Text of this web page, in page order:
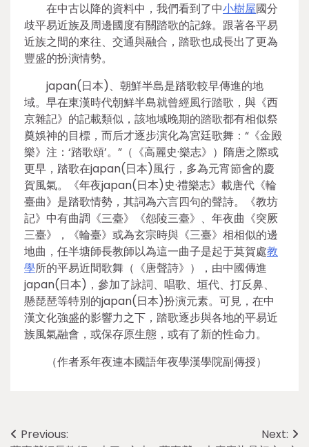
在中古以降的資料中，我們看到了中小樹屋國分
歧平易近族及周邊國度有關踏歌的記錄。跟著各平易
近族之間的來往、交通與融合，踏歌也成長出了更為
豐盛的扮演情勢。
japan(日本)、朝鮮半島是踏歌較早傳進的地
域。早在東漢時代朝鮮半島就曾經風行踏歌，與《西
京雜記》的記載類似，該地域晚期的踏歌都有相似祭
奠娛神的目標，而后才逐步演化為宮廷歌舞：“《金殿
樂》注：‘踏歌頌’。”（《高麗史·樂志》）隋唐之際或
更早，踏歌在japan(日本)風行，多為元宵節會的慶
賀風氣。《年夜japan(日本)史·禮樂志》載唐代《輪
臺曲》是踏歌情勢，其詞為六言四句的聲詩。《教坊
記》中有曲調《三臺》《怨陵三臺》、年夜曲《突厥
三臺》，《輪臺》或為玄宗時與《三臺》相相似的邊
地曲，任半塘師長教師以為這一曲子是起于莫賀處教
學所的平易近間歌舞（《唐聲詩》），由中國傳進
japan(日本)，參加了詠詞、唱歌、垣代、打反鼻、
懸琵琶等特別的japan(日本)扮演元素。可見，在中
漢文化強盛的影響力之下，踏歌逐步與各地的平易近
族風氣融會，或保存原生態，或有了新的性命力。
（作者系年夜連本國語年夜學漢學院副傳授）
Post
Previous:
Next: